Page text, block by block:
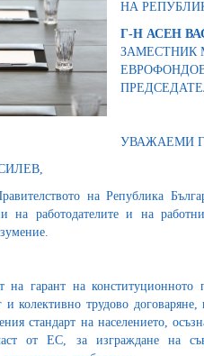
НА
Г-Н АСЕН
ЗАМЕСТНИК
УВАЖАЕМИ
на Република
на работодателите и на
на гарант на
колективно трудово
стандарт на населението,
от ЕС, за изграждане на